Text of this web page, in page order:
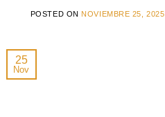
POSTED ON NOVIEMBRE 25, 2025
25
Nov